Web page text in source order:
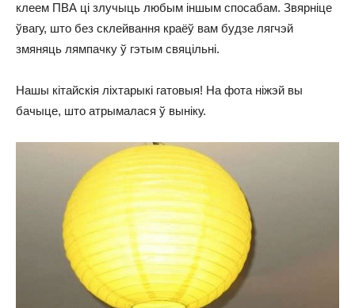
клеем ПВА ці злучыць любым іншым спосабам. Звярніце
ўвагу, што без склейвання краёў вам будзе лягчэй
змяняць лямпачку ў гэтым свяцільні.
Нашы кітайскія ліхтарыкі гатовыя! На фота ніжэй вы
бачыце, што атрымалася ў выніку.